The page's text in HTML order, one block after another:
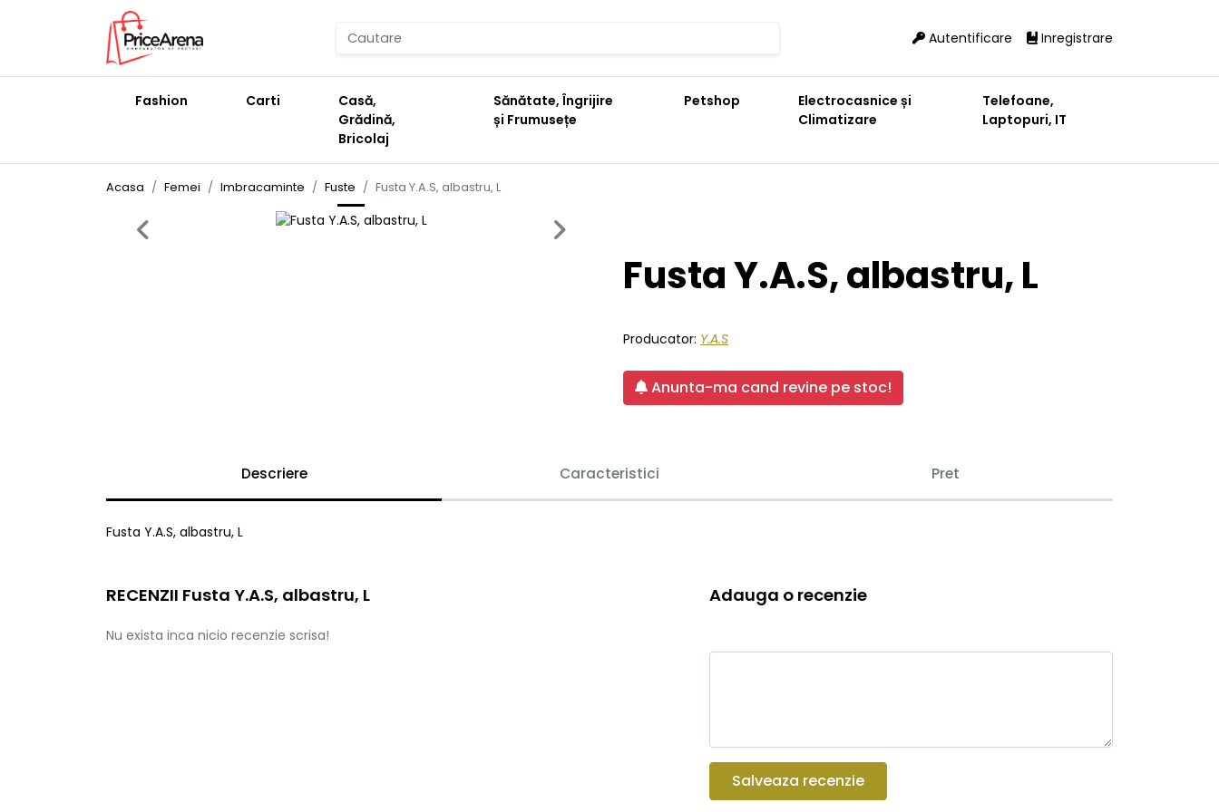
Autentificare Inregistrare
Fashion Carti
Casă,
Grădină,
Bricolaj
Sănătate, Îngrijire
și Frumusețe
Petshop
Electrocasnice și
Climatizare
Telefoane,
Laptopuri, IT
Acasa Femei Imbracaminte Fuste Fusta Y.A.S, albastru, L
Previous Next
Fusta Y.A.S, albastru, L
Producator: Y.A.S
Anunta-ma cand revine pe stoc!
Descriere Caracteristici Pret
Fusta Y.A.S, albastru, L
RECENZII Fusta Y.A.S, albastru, L
Nu exista inca nicio recenzie scrisa!
Adauga o recenzie
Salveaza recenzie